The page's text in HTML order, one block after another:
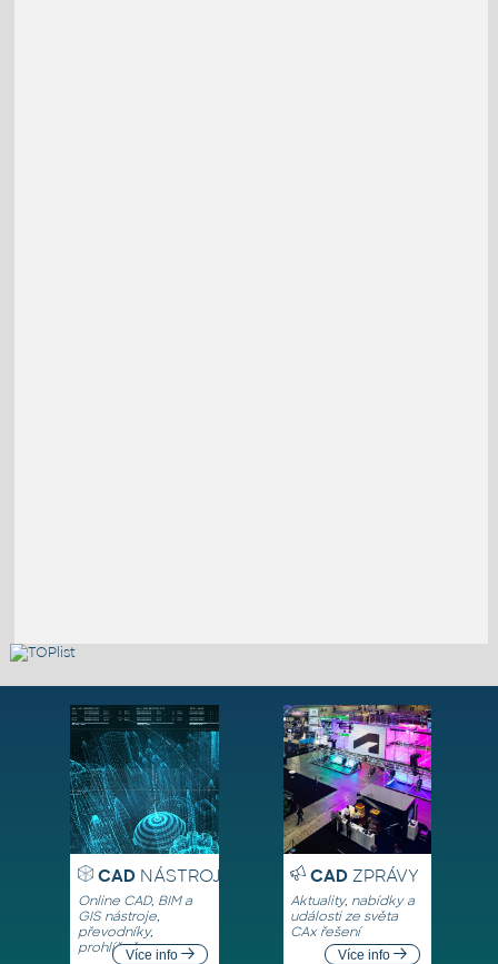
CADNÁSTROJE
Online CAD, BIM a
GIS nástroje,
převodníky,
prohlížečeVíce info
CADZPRÁVY
Aktuality, nabídky a
události ze světa
CAx řešení
Více info